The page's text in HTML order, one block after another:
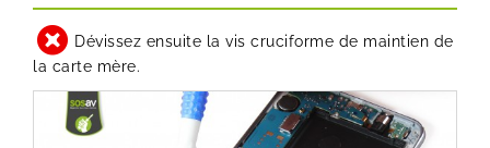
Dévissez ensuite la vis cruciforme de maintien de
la carte mère.